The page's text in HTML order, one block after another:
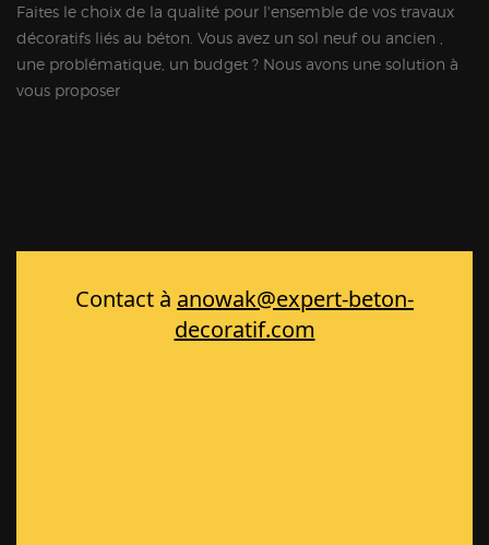
Faites le choix de la qualité pour l'ensemble de vos travaux
décoratifs liés au béton. Vous avez un sol neuf ou ancien ,
une problématique, un budget ? Nous avons une solution à
vous proposer